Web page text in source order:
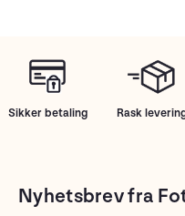
Sikker betaling Rask
Nyhetsbrev fra